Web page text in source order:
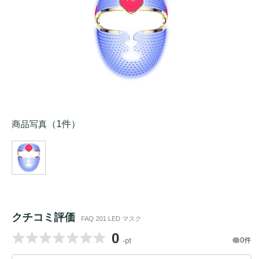
商品写真 （1件）
クチコミ評価 FAQ 201 LED マスク
0 -pt 0件